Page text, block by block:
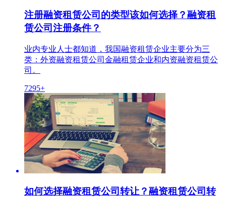
注册融资租赁公司的类型该如何选择？融资租
赁公司注册条件？
业内专业人士都知道，我国融资租赁企业主要分为三
类：外资融资租赁公司金融租赁企业和内资融资租赁公
司。
7295+
如何选择融资租赁公司转让？融资租赁公司转